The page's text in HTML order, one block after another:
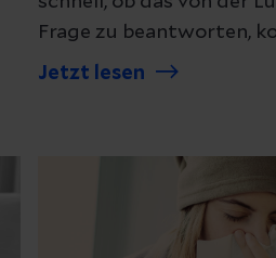
Frage zu beantworten,
Lungenfunktionstests
Jetzt lesen